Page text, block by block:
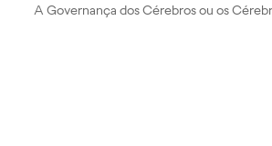
A Governança dos Cérebros ou os